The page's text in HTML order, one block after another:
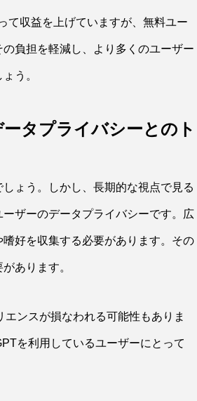
て収益を上げていますが、無料ユー
負担を軽減し、より多くのユーザー
う。
タプライバシーとのト
ょう。しかし、長期的な視点で見る
ザーのデータプライバシーです。広
好を収集する必要があります。その
あります。
ンスが損なわれる可能性もありま
を利用しているユーザーにとって